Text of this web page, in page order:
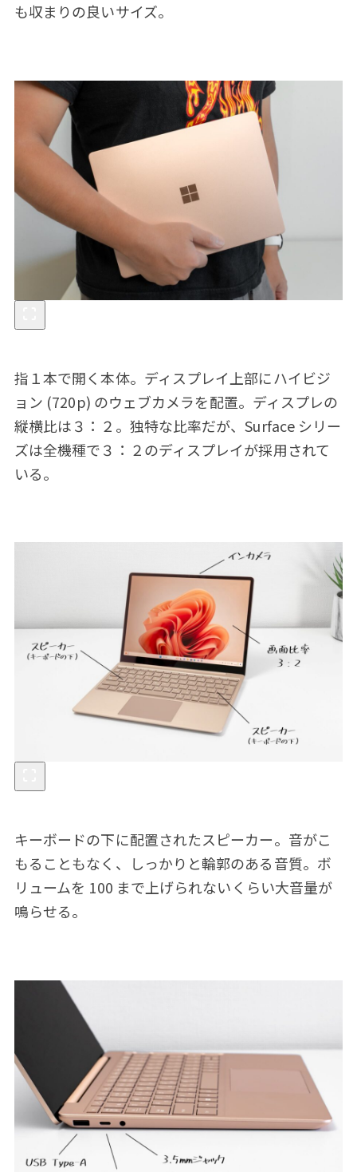
も収まりの良いサイズ。
指１本で開く本体。ディスプレイ上部にハイビジ
ョン (720p) のウェブカメラを配置。ディスプレの
縦横比は３：２。独特な比率だが、Surface シリー
ズは全機種で３：２のディスプレイが採用されて
いる。
キーボードの下に配置されたスピーカー。音がこ
もることもなく、しっかりと輪郭のある音質。ボ
リュームを 100 まで上げられないくらい大音量が
鳴らせる。